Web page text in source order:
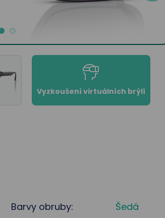
Vyzkoušení virtuálních brýlí
Barvy obruby:
Šedá